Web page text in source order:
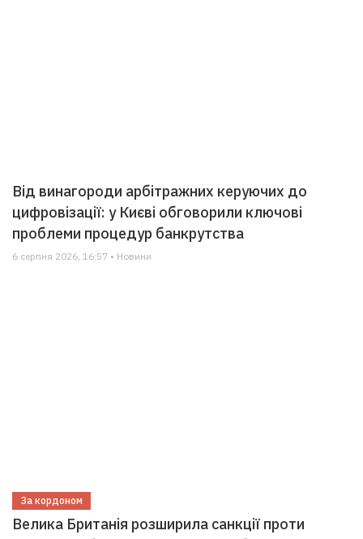
Від винагороди арбітражних керуючих до
цифровізації: у Києві обговорили ключові
проблеми процедур банкрутства
6 серпня 2026, 16:57 • Новини
За кордоном
Велика Британія розширила санкції проти